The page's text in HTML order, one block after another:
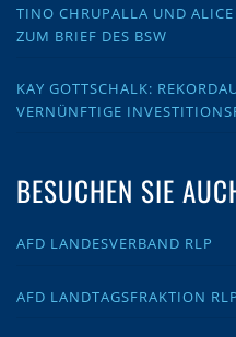
TINO CHRUPALLA UND
ZUM BRIEF DES BSW
KAY GOTTSCHALK:
VERNÜNFTIGE
BESUCHEN SIE
AFD LANDESVERBAND RLP
AFD LANDTAGSFRAKTION RLP